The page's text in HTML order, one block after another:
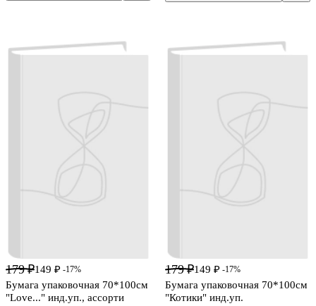
179 ₽149 ₽ -17%
Бумага упаковочная 70*100см
"Love..." инд.уп., ассорти
179 ₽149 ₽ -17%
Бумага упаковочная 70*100см
"Котики" инд.уп.